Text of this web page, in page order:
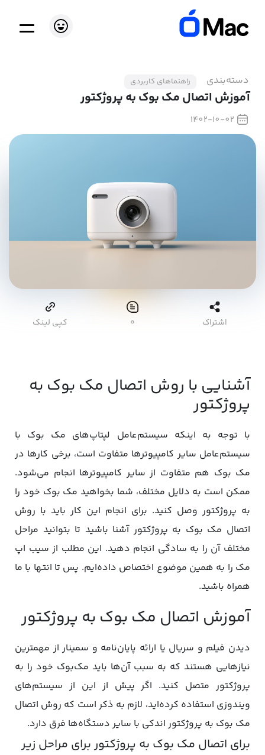
دسته‌بندی راهنماهای کاربردی
آموزش اتصال مک بوک به پروژکتور
1402-10-02
اشتراک ۰ کپی لینک
آشنایی با روش اتصال مک بوک به
پروژکتور
با توجه به اینکه سیستم‌عامل لپتاپ‌های مک بوک‌ با
سیستم‌عامل سایر کامپیوترها متفاوت است، برخی کارها در
مک بوک هم متفاوت از سایر کامپیوترها انجام می‌شود.
ممکن است به دلایل مختلف، شما بخواهید مک بوک خود را
به پروژکتور وصل کنید. برای انجام این کار باید با روش
اتصال مک بوک به پروژکتور آشنا باشید تا بتوانید مراحل
مختلف آن را به سادگی انجام دهید. این مطلب از سیب اپ
مک را به همین موضوع اختصاص داده‌ایم. پس تا انتها با ما
همراه باشید.
آموزش اتصال مک بوک به پروژکتور
دیدن فیلم و سریال یا ارائه پایان‌نامه و سمینار از مهمترین
نیازهایی هستند که به سبب آن‌ها باید مک‌بوک خود را به
پروژکتور متصل کنید. اگر پیش از این از سیستم‌های
ویندوزی استفاده کرده‌اید، لازم به ذکر است که روش اتصال
مک بوک به پروژکتور اندکی با سایر دستگاه‌ها فرق دارد.
برای اتصال مک بوک به پروژکتور برای مراحل زیر